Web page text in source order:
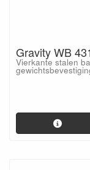
Gravity WB
Vierkante stalen